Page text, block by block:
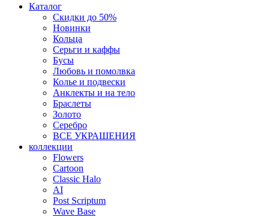
Каталог
Скидки до 50%
Новинки
Кольца
Серьги и каффы
Бусы
Любовь и помолвка
Колье и подвески
Анклекты и на тело
Браслеты
Золото
Серебро
ВСЕ УКРАШЕНИЯ
коллекции
Flowers
Cartoon
Classic Halo
AI
Post Scriptum
Wave Base